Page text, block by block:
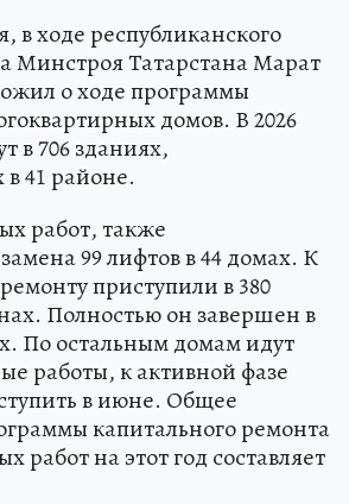
в ходе республиканского
Минстроя Татарстана Марат
о ходе программы
домов. В 2026
в 706 зданиях,
41 районе.
работ, также
99 лифтов в 44 домах. К
приступили в 380
Полностью он завершен в
По остальным домам идут
работы, к активной фазе
в июне. Общее
капитального ремонта
работ на этот год составляет